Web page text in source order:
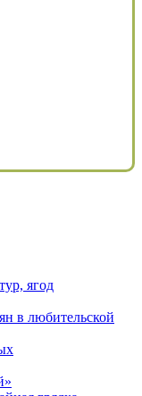
ягод
в любительской